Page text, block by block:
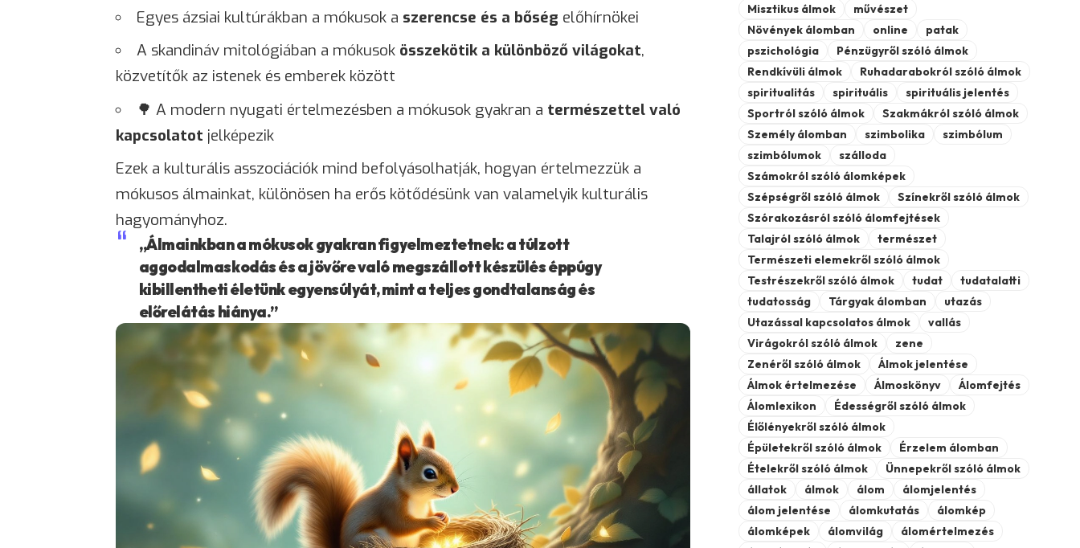
Egyes ázsiai kultúrákban a mókusok a szerencse és a bőség előhírnökei
A skandináv mitológiában a mókusok összekötik a különböző világokat,
közvetítők az istenek és emberek között
🌳 A modern nyugati értelmezésben a mókusok gyakran a természettel való
kapcsolatot jelképezik
Ezek a kulturális asszociációk mind befolyásolhatják, hogyan értelmezzük a
mókusos álmainkat, különösen ha erős kötődésünk van valamelyik kulturális
hagyományhoz.
„Álmainkban a mókusok gyakran figyelmeztetnek: a túlzott
aggodalmaskodás és a jövőre való megszállott készülés éppúgy
kibillentheti életünk egyensúlyát, mint a teljes gondtalanság és
előrelátás hiánya.”
Misztikus álmok
művészet
Növények álomban
online
patak
pszichológia
Pénzügyről szóló álmok
Rendkívüli álmok
Ruhadarabokról szóló álmok
spiritualitás
spirituális
spirituális jelentés
Sportról szóló álmok
Szakmákról szóló álmok
Személy álomban
szimbolika
szimbólum
szimbólumok
szálloda
Számokról szóló álomképek
Szépségről szóló álmok
Színekről szóló álmok
Szórakozásról szóló álomfejtések
Talajról szóló álmok
természet
Természeti elemekről szóló álmok
Testrészekről szóló álmok
tudat
tudatalatti
tudatosság
Tárgyak álomban
utazás
Utazással kapcsolatos álmok
vallás
Virágokról szóló álmok
zene
Zenéről szóló álmok
Álmok jelentése
Álmok értelmezése
Álmoskönyv
Álomfejtés
Álomlexikon
Édességről szóló álmok
Élőlényekről szóló álmok
Épületekről szóló álmok
Érzelem álomban
Ételekről szóló álmok
Ünnepekről szóló álmok
állatok
álmok álom
álomjelentés
álom jelentése
álomkutatás
álomkép
álomképek
álomvilág
álomértelmezés